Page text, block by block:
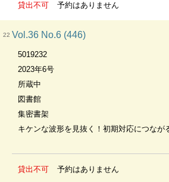
貸出不可 予約はありません
22 Vol.36 No.6 (446)
5019232
2023年6号
所蔵中
図書館
集密書架
キケンな波形を見抜く！初期対応につながる
貸出不可 予約はありません